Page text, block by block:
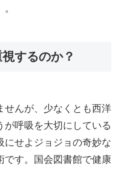
するのか？
せんが、少なくとも西洋
が呼吸を大切にしている
にせよジョジョの奇妙な
です。国会図書館で健康